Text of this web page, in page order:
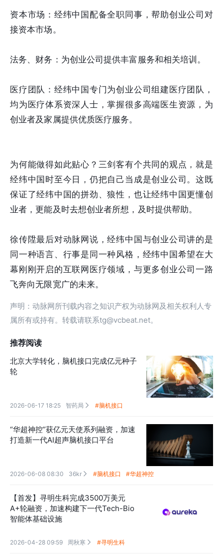
资本市场：经纬中国配备全职同事，帮助创业公司对
接资本市场。
法务、财务：为创业公司提供丰富服务和相关培训。
医疗团队：经纬中国专门为创业公司组建医疗团队，
均为医疗体系资深人士，掌握很多高端医生资源，为
创业者及家属提供优质医疗服务。
为何能做得如此贴心？三剑客有个共同的观点，就是
经纬中国时至今日，仍把自己当成是创业公司。这既
保证了经纬中国的拼劲、狼性，也让经纬中国更懂创
业者，更能及时去想创业者所想，及时提供帮助。
徐传陞最后对动脉网说，经纬中国与创业公司讲的是
同一种语言、行事是同一种风格，经纬中国希望在大
幕刚刚开启的互联网医疗领域，与更多创业公司一路
飞奔向无限宽广的未来。
声明：动脉网所刊载内容之知识产权为动脉网及相关权利人专
属所有或持有。转载请联系tg@vcbeat.net。
推荐阅读
北京大学转化，脑机接口完成亿元种子
轮
2026-06-17 18:25 智药局  #脑机接口
“华超神控”获亿元天使系列融资，加速
打造新一代AI超声脑机接口平台
2026-06-08 08:30 36kr  #脑机接口 #华超神控
【首发】寻明生科完成3500万美元
A+轮融资，加速构建下一代Tech-Bio
智能体基础设施
2026-04-28 09:59 周秋寒  #寻明生科